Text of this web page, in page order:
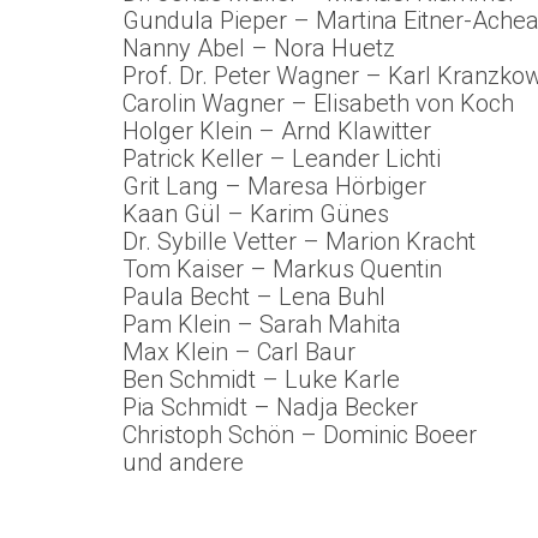
Gundula Pieper – Martina Eitner-
Nanny Abel – Nora Huetz
Prof. Dr. Peter Wagner – Karl
Carolin Wagner – Elisabeth von Koch
Holger Klein – Arnd Klawitter
Patrick Keller – Leander Lichti
Grit Lang – Maresa Hörbiger
Kaan Gül – Karim Günes
Dr. Sybille Vetter – Marion Kracht
Tom Kaiser – Markus Quentin
Paula Becht – Lena Buhl
Pam Klein – Sarah Mahita
Max Klein – Carl Baur
Ben Schmidt – Luke Karle
Pia Schmidt – Nadja Becker
Christoph Schön – Dominic Boeer
und andere